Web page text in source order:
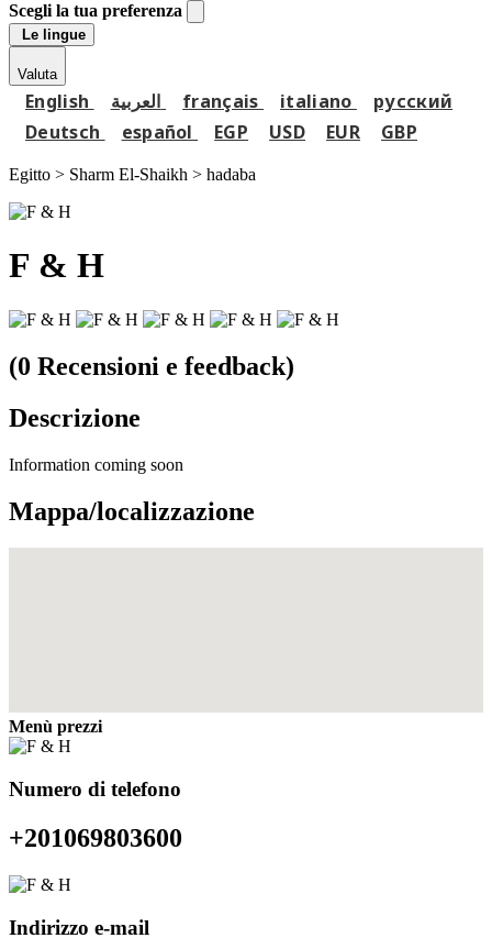
Scegli la tua preferenza
Le lingue
Valuta
English français italiano
русский
Deutsch
español EGP USD EUR GBP
Egitto > Sharm El-Shaikh > hadaba
F & H
(0 Recensioni e feedback)
Descrizione
Information coming soon
Mappa/localizzazione
Menù prezzi
Numero di telefono
+201069803600
Indirizzo e-mail